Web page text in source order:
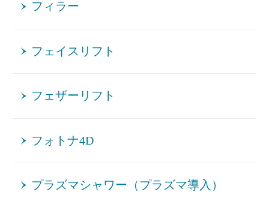
フィラー
フェイスリフト
フェザーリフト
フォトナ4D
プラズマシャワー（プラズマ導入）